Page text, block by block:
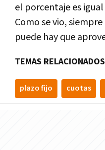
el porcentaje es
Como se vio,
puede hay que
TEMAS RELACIONADOS
plazo fijo cuotas